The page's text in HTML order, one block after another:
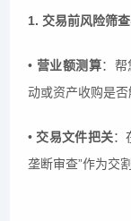
1. 交易前风险筛
• 营业额测算：
动或资产收购是否
• 交易文件把关：
垄断审查”作为交